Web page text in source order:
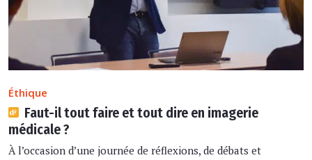
Éthique
Faut-il tout faire et tout dire en imagerie
médicale ?
À l’occasion d’une journée de réflexions, de débats et